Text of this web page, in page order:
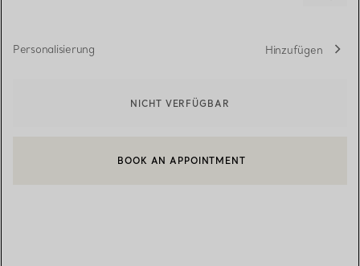
Personalisierung Hinzufügen
NICHT VERFÜGBAR
EINEN KUNDENBERATER KONTAKTIEREN ODER EINEN
BOOK AN APPOINTMENT